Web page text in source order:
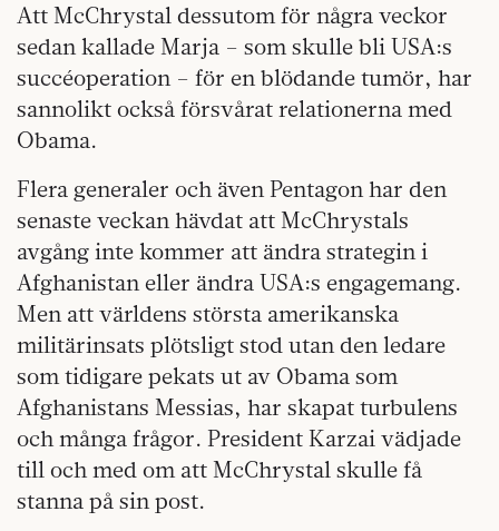
Att McChrystal dessutom för några veckor
sedan kallade Marja – som skulle bli USA:s
succéoperation – för en blödande tumör, har
sannolikt också försvårat relationerna med
Obama.
Flera generaler och även Pentagon har den
senaste veckan hävdat att McChrystals
avgång inte kommer att ändra strategin i
Afghanistan eller ändra USA:s engagemang.
Men att världens största amerikanska
militärinsats plötsligt stod utan den ledare
som tidigare pekats ut av Obama som
Afghanistans Messias, har skapat turbulens
och många frågor. President Karzai vädjade
till och med om att McChrystal skulle få
stanna på sin post.